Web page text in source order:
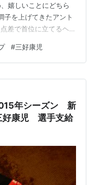
嬉しいことにどちら
を上げてきたアント
差で首位に立てるヘン
出場が続いており、プ
#三好康児
年シーズン 新
好康児 選手支給